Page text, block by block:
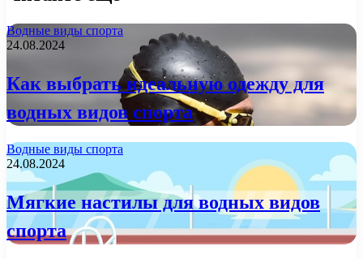
Водные виды спорта
24.08.2024
Как выбрать идеальную одежду для
водных видов спорта
Водные виды спорта
24.08.2024
Мягкие настилы для водных видов
спорта